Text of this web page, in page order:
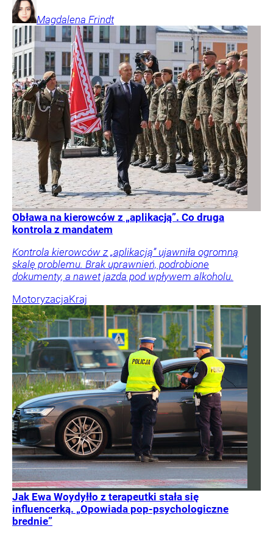
Magdalena Frindt
Obława na kierowców z „aplikacją”. Co druga
kontrola z mandatem
Kontrola kierowców z „aplikacją” ujawniła ogromną
skalę problemu. Brak uprawnień, podrobione
dokumenty, a nawet jazda pod wpływem alkoholu.
MotoryzacjaKraj
Jak Ewa Woydyłło z terapeutki stała się
influencerką. „Opowiada pop-psychologiczne
brednie”